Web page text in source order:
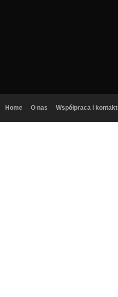
Home O nas Współpraca i kontakt